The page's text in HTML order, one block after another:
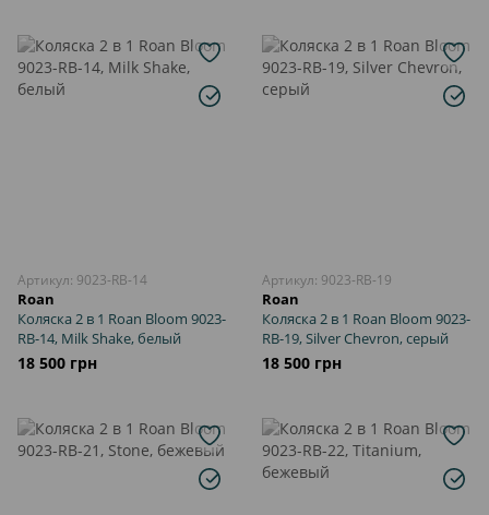
Артикул: 9023-RB-14
Roan
Коляска 2 в 1 Roan Bloom 9023-
RB-14, Milk Shake, белый
18 500 грн
Артикул: 9023-RB-19
Roan
Коляска 2 в 1 Roan Bloom 9023-
RB-19, Silver Chevron, серый
18 500 грн